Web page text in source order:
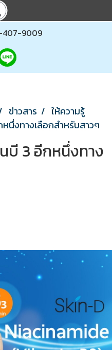
407-9009
ข่าวสาร
ให้ความรู้
นึ่งทางเลือกสำหรับสาวๆ
บี 3 อีกหนึ่งทาง